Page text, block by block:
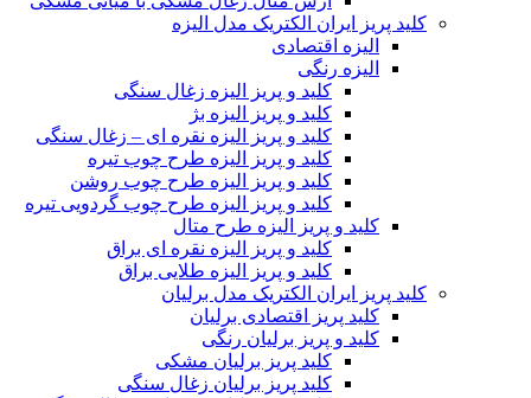
کلید پریز ایران الکتریک مدل الیزه
الیزه اقتصادی
الیزه رنگی
کلید و پریز الیزه زغال سنگی
کلید و پریز الیزه بژ
کلید و پریز الیزه نقره ای – زغال سنگی
کلید و پریز الیزه طرح چوب تیره
کلید و پریز الیزه طرح چوب روشن
کلید و پریز الیزه طرح چوب گردویی تیره
کلید و پریز الیزه طرح متال
کلید و پریز الیزه نقره ای براق
کلید و پریز الیزه طلایی براق
کلید پریز ایران الکتریک مدل برلیان
کلید پریز اقتصادی برلیان
کلید و پریز برلیان رنگی
کلید پریز برلیان مشکی
کلید پریز برلیان زغال سنگی